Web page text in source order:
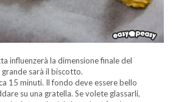
influenzerà la dimensione finale del
sarà il biscotto.
15 minuti. Il fondo deve essere bello
su una gratella. Se volete glassarli,